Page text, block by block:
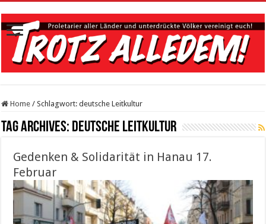
Home / Schlagwort:deutsche Leitkultur
Tag Archives: deutsche Leitkultur
Gedenken & Solidarität in Hanau 17.
Februar